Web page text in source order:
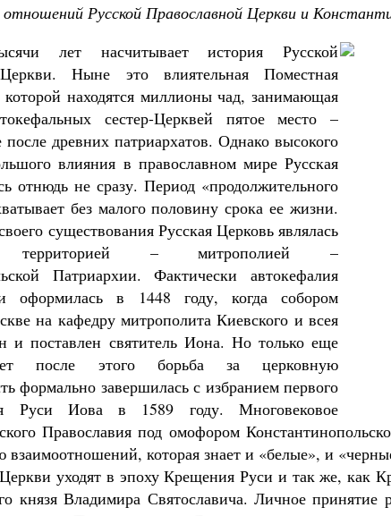
Русской Православной Церкви и
лет насчитывает история Русской
Ныне это влиятельная Поместная
находятся миллионы чад, занимающая
сестер-Церквей пятое место –
после древних патриархатов. Однако высокого
влияния в православном мире Русская
отнюдь не сразу. Период «продолжительного
без малого половину срока ее жизни.
существования Русская Церковь являлась
территорией – митрополией –
Патриархии. Фактически автокефалия
оформилась в 1448 году, когда собором
на кафедру митрополита Киевского и всея
и поставлен святитель Иона. Но только еще
после этого борьба за церковную
формально завершилась с избранием первого
Руси Иова в 1589 году. Многовековое
Православия под омофором
взаимоотношений, которая знает и «белые», и
уходят в эпоху Крещения Руси и так же, как
князя Владимира Святославича. Личное принятие
будет
Как найти своё место в жизни